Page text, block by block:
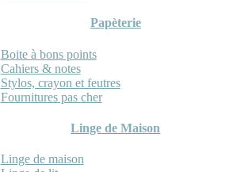
Papèterie
Boite à bons points
Cahiers & notes
Stylos, crayon et feutres
Fournitures pas cher
Linge de Maison
Linge de maison